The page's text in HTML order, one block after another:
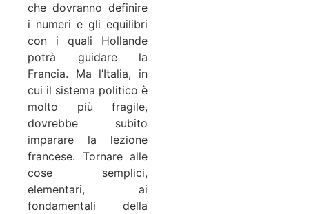
che dovranno definire
i numeri e gli equilibri
con i quali Hollande
potrà guidare la
Francia. Ma l’Italia, in
cui il sistema politico è
molto più fragile,
dovrebbe subito
imparare la lezione
francese. Tornare alle
cose semplici,
elementari, ai
fondamentali della